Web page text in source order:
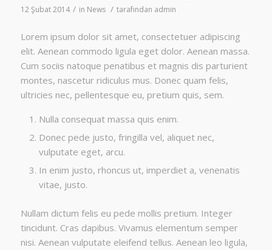
12 Şubat 2014 / in News / tarafından admin
Lorem ipsum dolor sit amet, consectetuer adipiscing
elit. Aenean commodo ligula eget dolor. Aenean massa.
Cum sociis natoque penatibus et magnis dis parturient
montes, nascetur ridiculus mus. Donec quam felis,
ultricies nec, pellentesque eu, pretium quis, sem.
Nulla consequat massa quis enim.
Donec pede justo, fringilla vel, aliquet nec,
vulputate eget, arcu.
In enim justo, rhoncus ut, imperdiet a, venenatis
vitae, justo.
Nullam dictum felis eu pede mollis pretium. Integer
tincidunt. Cras dapibus. Vivamus elementum semper
nisi. Aenean vulputate eleifend tellus. Aenean leo ligula,